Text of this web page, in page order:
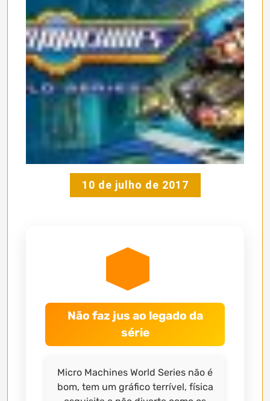
10 de julho de 2017
Não faz jus ao legado da
série
Micro Machines World Series não é
bom, tem um gráfico terrível, física